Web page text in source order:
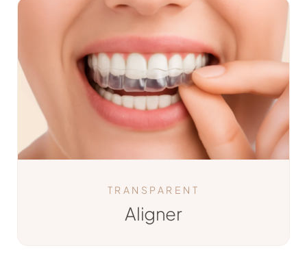
TRANSPARENT
Aligner